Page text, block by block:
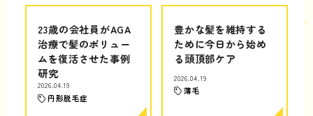
23歳の会社員がAGA
治療で髪のボリュー
ムを復活させた事例
研究
2026.04.19
円形脱毛症
豊かな髪を維持する
ために今日から始め
る頭頂部ケア
2026.04.19
薄毛